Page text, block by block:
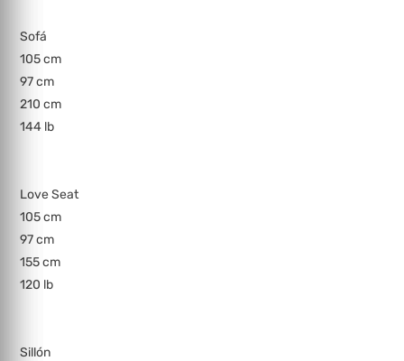
Sofá
105 cm
97 cm
210 cm
144 lb
Love Seat
105 cm
97 cm
155 cm
120 lb
Sillón